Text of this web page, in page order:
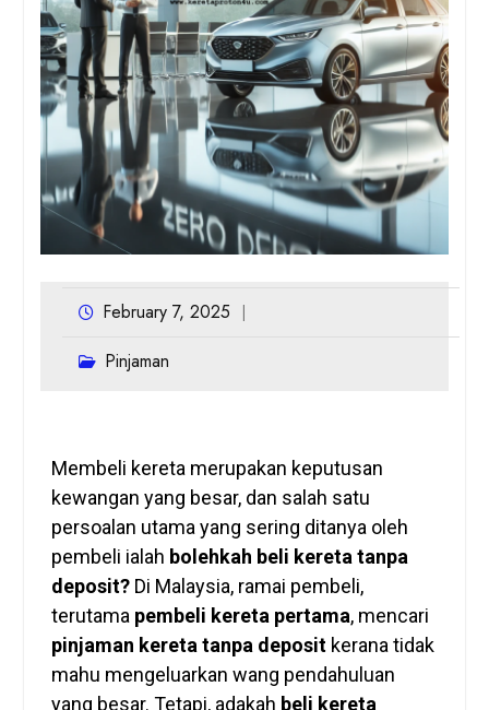
February 7, 2025
Pinjaman
Membeli kereta merupakan keputusan
kewangan yang besar, dan salah satu
persoalan utama yang sering ditanya oleh
pembeli ialah bolehkah beli kereta tanpa
deposit?Di Malaysia, ramai pembeli,
terutama pembeli kereta pertama, mencari
pinjaman kereta tanpa depositkerana tidak
mahu mengeluarkan wang pendahuluan
yang besar. Tetapi, adakah beli kereta